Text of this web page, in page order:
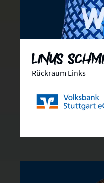
Linus
Rückraum Links